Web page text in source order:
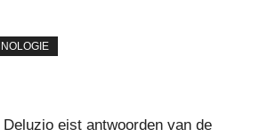
eist antwoorden van de